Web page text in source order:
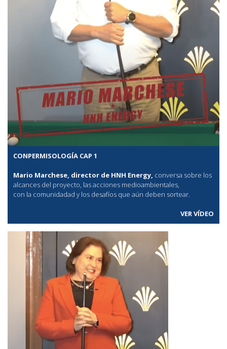
CONPERMISOLOGÍA CAP 1
Mario Marchese, director de HNH Energy, conversa sobre los
alcances del proyecto, las acciones medioambientales,
con la comunidadad y los desafíos que aún deben sortear.
VER VÍDEO